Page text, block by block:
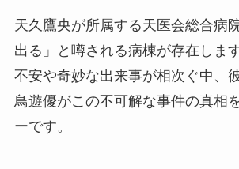
天久鷹央が所属する天医会総合病
出る」と噂される病棟が存在しま
不安や奇妙な出来事が相次ぐ中、
鳥遊優がこの不可解な事件の真相
ーです。